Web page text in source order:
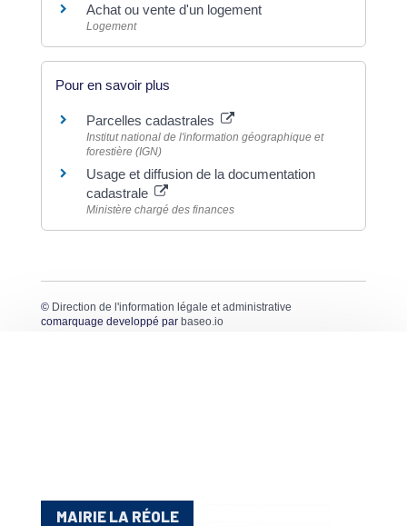
Achat ou vente d'un logement
Logement
Pour en savoir plus
Parcelles cadastrales
Institut national de l'information géographique et
forestière (IGN)
Usage et diffusion de la documentation
cadastrale
Ministère chargé des finances
© Direction de l'information légale et administrative
comarquage developpé par baseo.io
MAIRIE LA RÉOLE